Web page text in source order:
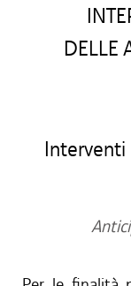
DELLE